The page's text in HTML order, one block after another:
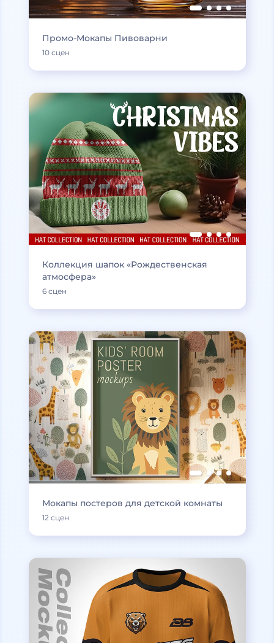
Промо-Мокапы Пивоварни
10 сцен
Коллекция шапок «Рождественская
атмосфера»
6 сцен
Мокапы постеров для детской комнаты
12 сцен